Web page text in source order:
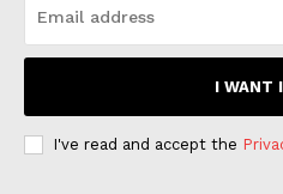
I WANT
I've read and accept the